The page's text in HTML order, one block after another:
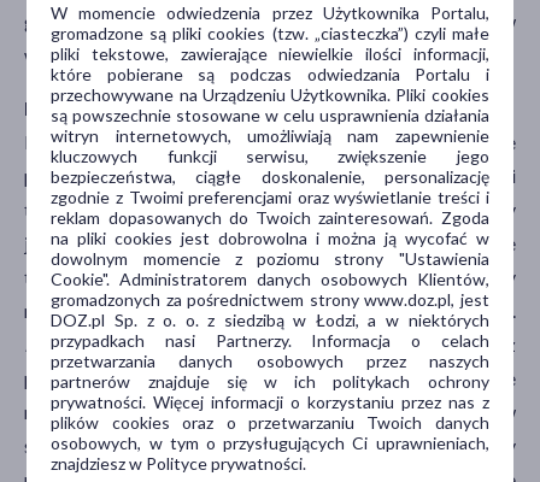
gospodarkę hormonalną wpływają na mikrobiom piersi w
walce z nowotworami ER+.
Potencjał przeciwnowotworowy Lactobacillus
Podczas pierwszego badania na myszach (badanie
przedkliniczne) wykorzystano dietę śródziemnomorską i
tzw. zachodnią – wysokotłuszczową. Zwierzęta były
jednocześnie karmione w powyższy sposób, jak i leczone
tamoksyfenem przez trzy miesiące. Odkryto, że myszy
miały podwyższony poziomLactobacillusw tkance piersi.
Lactobacillusto bakteria Gram-dodatnia znana z
probiotycznych właściwości przeciwzapalnych. Następnie
naukowcy wstrzyknęliLactobacillusdo gruczołów
sutkowych myszy, które zostały zmodyfikowane tak, aby
W momencie odwiedzenia przez Użytkownika Portalu,
gromadzone są pliki cookies (tzw. „ciasteczka”) czyli małe
pliki tekstowe, zawierające niewielkie ilości informacji,
które pobierane są podczas odwiedzania Portalu i
przechowywane na Urządzeniu Użytkownika. Pliki cookies
są powszechnie stosowane w celu usprawnienia działania
witryn internetowych, umożliwiają nam zapewnienie
kluczowych funkcji serwisu, zwiększenie jego
bezpieczeństwa, ciągłe doskonalenie, personalizację
zgodnie z Twoimi preferencjami oraz wyświetlanie treści i
reklam dopasowanych do Twoich zainteresowań. Zgoda
na pliki cookies jest dobrowolna i można ją wycofać w
dowolnym momencie z poziomu strony "Ustawienia
Cookie". Administratorem danych osobowych Klientów,
gromadzonych za pośrednictwem strony www.doz.pl, jest
DOZ.pl Sp. z o. o. z siedzibą w Łodzi, a w niektórych
przypadkach nasi Partnerzy. Informacja o celach
przetwarzania danych osobowych przez naszych
partnerów znajduje się w ich politykach ochrony
prywatności. Więcej informacji o korzystaniu przez nas z
plików cookies oraz o przetwarzaniu Twoich danych
osobowych, w tym o przysługujących Ci uprawnieniach,
znajdziesz w Polityce prywatności.